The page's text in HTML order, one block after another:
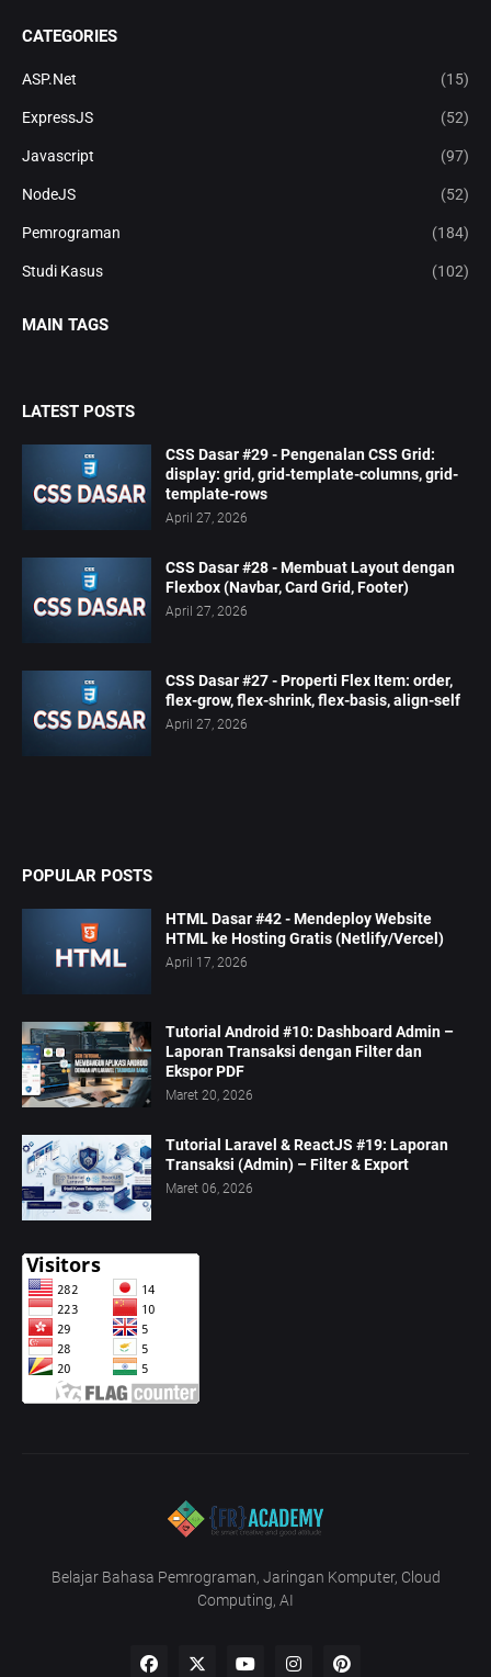
CATEGORIES
ASP.Net (15)
ExpressJS (52)
Javascript (97)
NodeJS (52)
Pemrograman (184)
Studi Kasus (102)
MAIN TAGS
LATEST POSTS
CSS Dasar #29 - Pengenalan CSS Grid:
display: grid, grid-template-columns, grid-
template-rows
April 27, 2026
CSS Dasar #28 - Membuat Layout dengan
Flexbox (Navbar, Card Grid, Footer)
April 27, 2026
CSS Dasar #27 - Properti Flex Item: order,
flex-grow, flex-shrink, flex-basis, align-self
April 27, 2026
POPULAR POSTS
HTML Dasar #42 - Mendeploy Website
HTML ke Hosting Gratis (Netlify/Vercel)
April 17, 2026
Tutorial Android #10: Dashboard Admin –
Laporan Transaksi dengan Filter dan
Ekspor PDF
Maret 20, 2026
Tutorial Laravel & ReactJS #19: Laporan
Transaksi (Admin) – Filter & Export
Maret 06, 2026
Belajar Bahasa Pemrograman, Jaringan Komputer, Cloud
Computing, AI